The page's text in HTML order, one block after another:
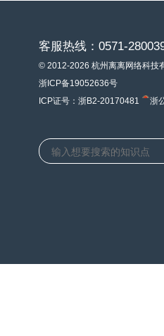
客服热线：0571-
© 2012-2026 杭州离离网络科技
浙ICP备19052636号
ICP证号：浙B2-20170481
浙